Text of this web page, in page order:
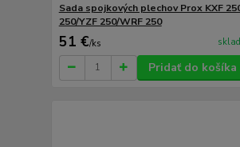
Sada spojkových plechov Prox KXF
250/YZF 250/WRF 250
51 €/ks
Pridať do košíka